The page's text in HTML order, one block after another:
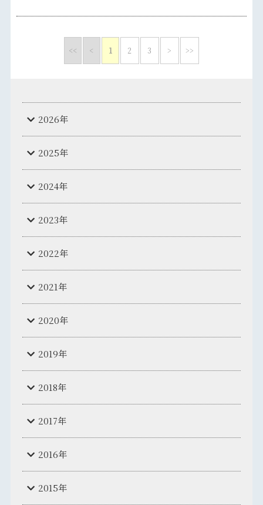
2026年
2025年
2024年
2023年
2022年
2021年
2020年
2019年
2018年
2017年
2016年
2015年
<< < 1 2 3 > >>